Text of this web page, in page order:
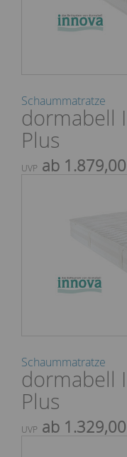
Schaummatratze
dormabell
Plus
UVP ab
Schaummatratze
dormabell
Plus
UVP ab